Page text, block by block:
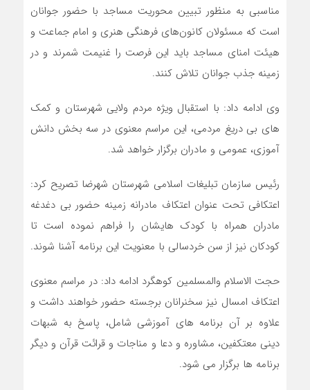
مناسبی به منظور تبیین محوریت مساجد با حضور جوانان
است که مسئولان کانون‌های فرهنگی هنری و امام جماعت و
هیئت امنای مساجد باید این فرصت را غنیمت شمرند و در
زمینه جذب جوانان تلاش کنند.
وی ادامه داد: با استقبال ویژه مردم ولایی شهرستان و کمک
های بی دریغ مردمی، این مراسم معنوی در سه بخش دانش
آموزی، عمومی و مادران برگزار خواهد شد.
رئیس سازمان تبلیغات اسلامی شهرستان شهرضا تصریح کرد:
اعتکافی تحت عنوان اعتکاف مادرانه زمینه حضور بی دغدغه
مادران همراه با کودک هایشان را فراهم نموده است تا
کودکان نیز از سن خردسالی با معنویت این برنامه آشنا شوند.
حجت الاسلام والمسلمین کوهگرد ادامه داد: در مراسم معنوی
اعتکاف امسال نیز سخنرانان برجسته حضور خواهند داشت و
علاوه بر آن برنامه های آموزشی شامل، پاسخ به شبهات
دینی معتکفین، مشاوره و دعا و مناجات و قرائت قرآن و دیگر
برنامه ها برگزار می شود.